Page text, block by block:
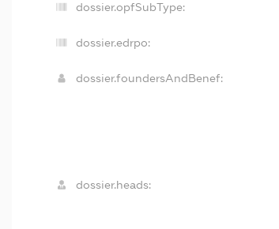
dossier.opfSubType:
dossier.edrpo:
dossier.foundersAndBenef:
dossier.heads: